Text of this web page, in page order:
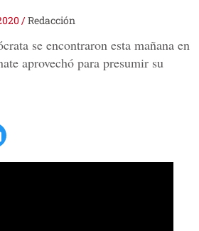
/Redacción
se encontraron esta mañana en
aprovechó para presumir su